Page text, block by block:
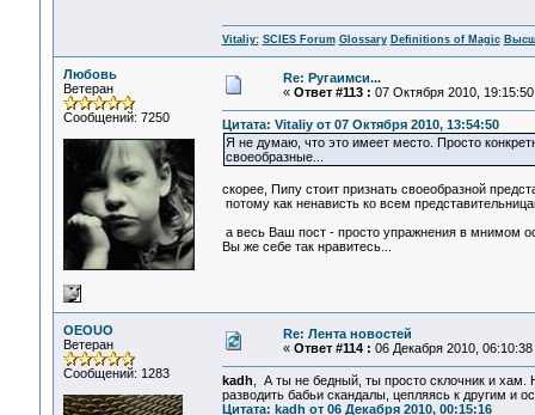
Vitaliy: SCIES Forum Glossary Definitions of Magic
Любовь
Ветеран
Сообщений: 7250
Re: Ругаимси...
« Ответ #113 : 07 Октября 2010,
Цитата: Vitaliy от 07 Октября 2010, 13:54:50
Я не думаю, что это имеет место. Просто
своеобразные...
скорее, Пипу стоит признать своеобразной
потому как ненависть ко всем
а весь Ваш пост - просто упражнения в мнимом
Вы же себе так нравитесь...
OEOUO
Ветеран
Сообщений: 1283
Re: Лента новостей
« Ответ #114 : 06 Декабря 2010, 06:10:38
kadh , А ты не бедный, ты просто склочник и хам.
разводить бабьи скандалы, цепляясь к другим и
Цитата: kadh от 06 Декабря 2010, 00:15:16